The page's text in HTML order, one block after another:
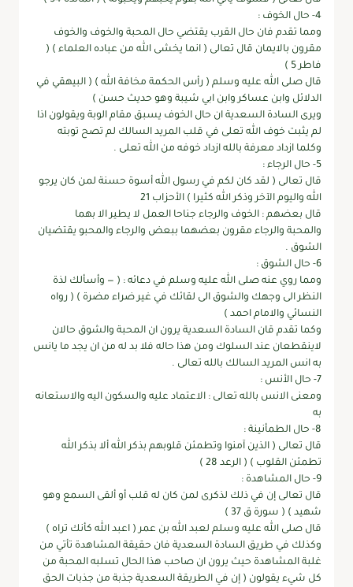
4- حال الخوف :
ومما تقدم فان حال القرب يقتضي حال المحبة والخوف والخوف
مقرون بالايمان قال تعالى ( انما يخشى الله من عباده العلماء ) (
فاطر 5 )
قال صلى الله عليه وسلم ( رأس الحكمة مخافة الله ) ( البيهقي في
الدلائل وابن عساكر وابن ابي شيبة وهو حديث حسن )
ويرى السادة السعدية ان حال الخوف يسبق مقام الوبة ويقولون اذا
لم يثبت خوف الله تعلى في قلب المريد السالك لم تصح توبته
وكلما ازداد معرفة بالله ازداد خوفه من الله تعلى .
5- حال الرجاء :
قال تعالى ( لقد كان لكم في رسول الله أسوة حسنة لمن كان يرجو
الله واليوم الآخر وذكر الله كثيرا ) الأحزاب 21
قال بعضهم : الخوف والرجاء جناحا العمل لا يطير الا بهما
والمحبة والرجاء مقرون بعضهما ببعض والرجاء والمحبو يقتضيان
الشوق .
6- حال الشوق :
ومما روي عنه صلى الله عليه وسلم في دعائه : ( — وأسألك لذة
النظر الى وجهك والشوق الى لقائك في غير ضراء مضرة ) ( رواه
النسائي والامام احمد )
وكما تقدم قان السادة السعدية يرون ان المحبة والشوق حالان
لاينقطعان عند السلوك ومن هذا حاله فلا بد له من ان يجد ما يانس
به انس المريد السالك بالله تعالى .
7- حال الأنس :
ومعنى الانس بالله تعالى : الاعتماد عليه والسكون اليه والاستعانه
به
8- حال الطمأنينة :
قال تعالى ( الذين آمنوا وتطمئن قلوبهم بذكر الله ألا بذكر الله
تطمئن القلوب ) ( الرعد 28 )
9- حال المشاهدة :
قال تعالى إن في ذلك لذكرى لمن كان له قلب أو ألقى السمع وهو
شهيد ) ( سورة ق 37 )
قال صلى الله عليه وسلم لعبد الله بن عمر ( اعبد الله كأنك تراه )
وكذلك في طريق السادة السعدية فان حقيقة المشاهدة تأتي من
غلبة المشاهدة حيث يرون ان صاحب هذا الحال تسلبه المحبة من
كل شيء يقولون ( إن في الطريقة السعدية جذبة من جذبات الحق